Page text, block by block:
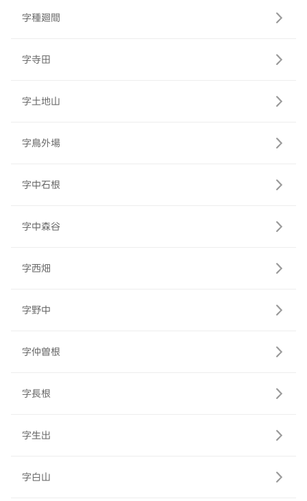
字種廻間
字寺田
字土地山
字鳥外場
字中石根
字中森谷
字西畑
字野中
字仲曽根
字長根
字生出
字白山